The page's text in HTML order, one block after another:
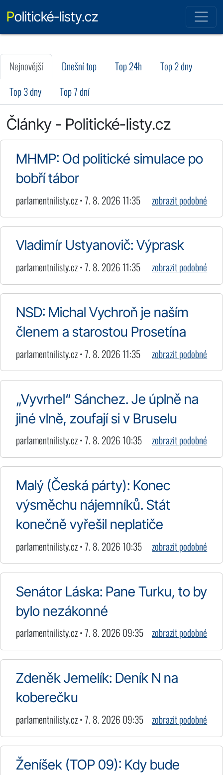
Politické-listy.cz
Nejnovější Dnešní top Top 24h
Top 2 dny
Top 3 dny
Top 7 dní
Články - Politické-listy.cz
MHMP: Od politické simulace po
bobří tábor
parlamentnilisty.cz • 7. 8. 2026 11:35 zobrazit podobné
Vladimír Ustyanovič: Výprask
parlamentnilisty.cz • 7. 8. 2026 11:35 zobrazit podobné
NSD: Michal Vychroň je naším
členem a starostou Prosetína
parlamentnilisty.cz • 7. 8. 2026 11:35 zobrazit podobné
„Vyvrhel“ Sánchez. Je úplně na
jiné vlně, zoufají si v Bruselu
parlamentnilisty.cz • 7. 8. 2026 10:35 zobrazit podobné
Malý (Česká párty): Konec
výsměchu nájemníků. Stát
konečně vyřešil neplatiče
parlamentnilisty.cz • 7. 8. 2026 10:35 zobrazit podobné
Senátor Láska: Pane Turku, to by
bylo nezákonné
parlamentnilisty.cz • 7. 8. 2026 09:35 zobrazit podobné
Zdeněk Jemelík: Deník N na
koberečku
parlamentnilisty.cz • 7. 8. 2026 09:35 zobrazit podobné
Ženíšek (TOP 09): Kdy bude